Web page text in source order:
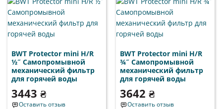
BWT Protector mini H/R
½˝ Самопромывной
механический фильтр
для горячей воды
3443 ₴
Оставить отзыв
BWT Protector mini H/R
¾˝ Самопромывной
механический фильтр
для горячей воды
3642 ₴
Оставить отзыв